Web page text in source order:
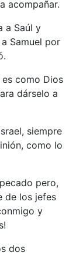
acompañar.
a Saúl y
Samuel por
como Dios
dárselo a
siempre
como lo
pero,
de los jefes
y
dos